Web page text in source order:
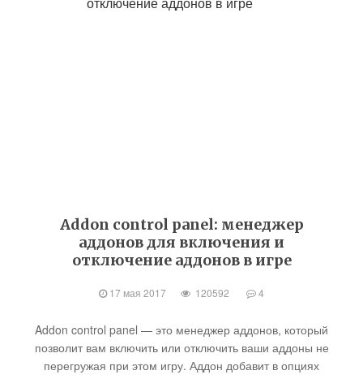
Addon control panel: менеджер
аддонов для включения и
отключение аддонов в игре
17 мая 2017 120592 4
Addon control panel — это менеджер аддонов, который
позволит вам включить или отключить ваши аддоны не
перегружая при этом игру. Аддон добавит в опциях